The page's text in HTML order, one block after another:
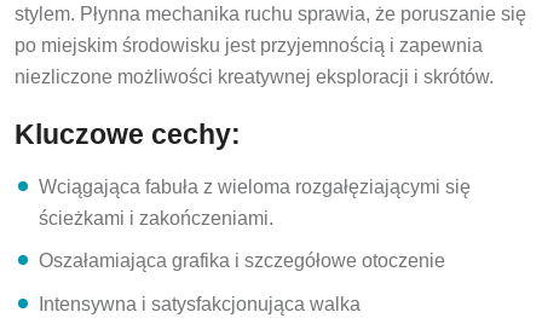
stylem. Płynna mechanika ruchu sprawia, że poruszanie się
po miejskim środowisku jest przyjemnością i zapewnia
niezliczone możliwości kreatywnej eksploracji i skrótów.
Kluczowe cechy:
Wciągająca fabuła z wieloma rozgałęziającymi się
ścieżkami i zakończeniami.
Oszałamiająca grafika i szczegółowe otoczenie
Intensywna i satysfakcjonująca walka